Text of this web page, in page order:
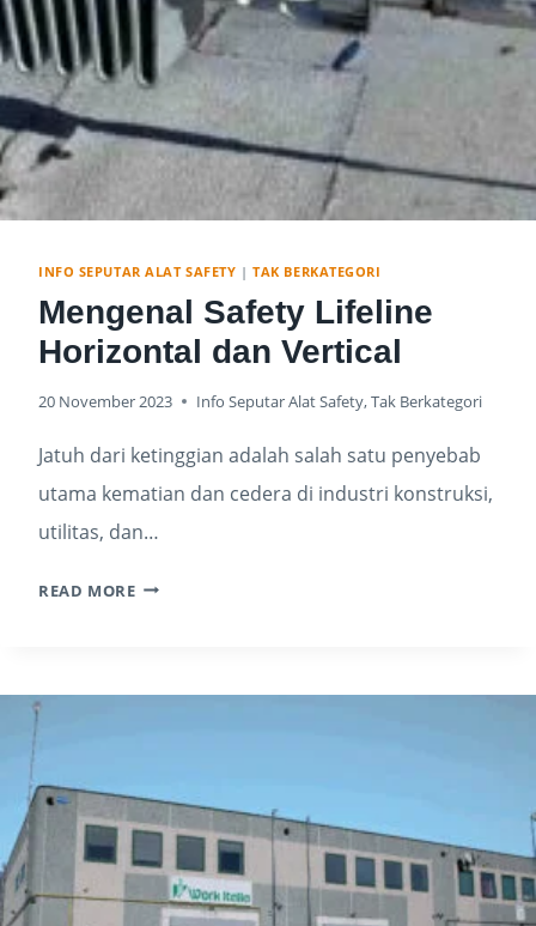
INFO SEPUTAR ALAT SAFETY |TAK BERKATEGORI
Mengenal Safety Lifeline
Horizontal dan Vertical
20 November 2023 Info Seputar Alat Safety,Tak Berkategori
Jatuh dari ketinggian adalah salah satu penyebab
utama kematian dan cedera di industri konstruksi,
utilitas, dan…
READ MORE